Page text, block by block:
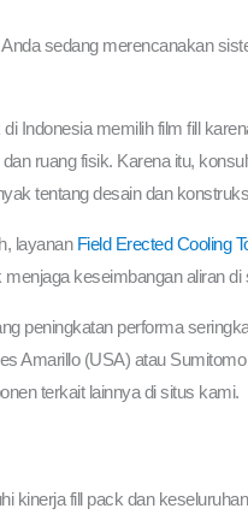
sedang merencanakan
Indonesia memilih film fill
ruang fisik. Karena itu,
tentang desain dan
layanan Field Erected Cooling
keseimbangan aliran di
peningkatan performa
Amarillo (USA) atau
terkait lainnya di situs kami.
fill pack dan